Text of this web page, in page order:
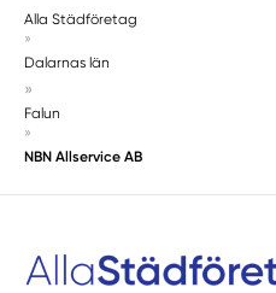
Alla Städföretag
»
Dalarnas län
»
Falun
»
NBN Allservice AB